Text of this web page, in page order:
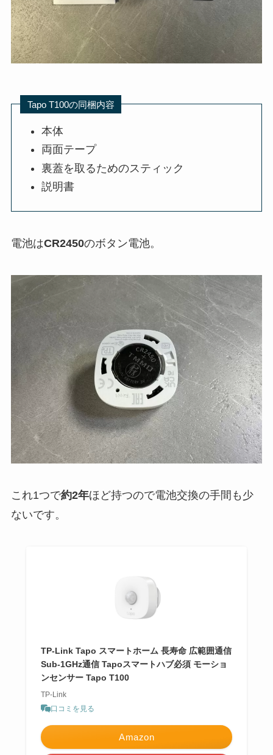
Tapo T100の同梱内容
本体
両面テープ
裏蓋を取るためのスティック
説明書
電池はCR2450のボタン電池。
これ1つで約2年ほど持つので電池交換の手間も少
ないです。
TP-Link Tapo スマートホーム 長寿命 広範囲通信
Sub-1GHz通信 Tapoスマートハブ必須 モーショ
ンセンサー Tapo T100
TP-Link
口コミを見る
Amazon